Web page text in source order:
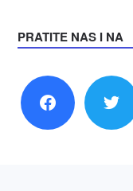
PRATITE NAS I NA
facebook twitter